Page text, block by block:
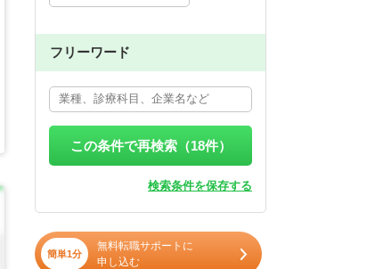
フリーワード
この条件で再検索（18件）
検索条件を保存する
簡単1分
無料転職サポートに
申し込む